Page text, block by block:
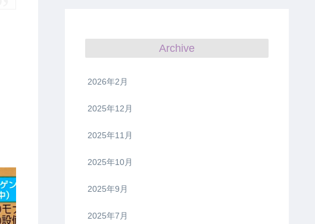
Archive
2026年2月
2025年12月
2025年11月
2025年10月
2025年9月
2025年7月